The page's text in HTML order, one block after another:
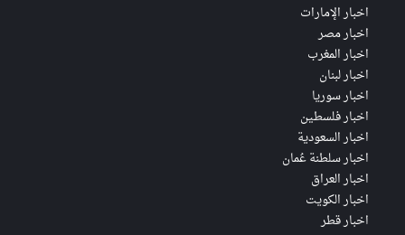
اخبار الإمارات
اخبار مصر
اخبار المغرب
اخبار لبنان
اخبار سوريا
اخبار فلسطين
اخبار السعودية
اخبار سلطنة عُمان
اخبار العراق
اخبار الكويت
اخبار قطر